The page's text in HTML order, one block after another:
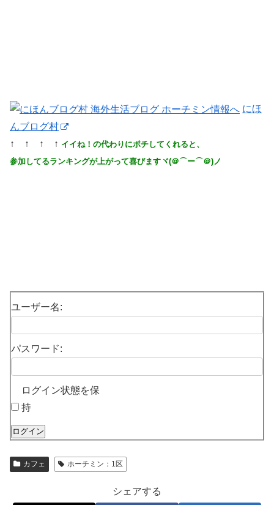
にほ
んブログ村
↑ ↑ ↑ ↑ イイね！の代わりにポチしてくれると、
参加してるランキングが上がって喜びますヾ(＠⌒ー⌒＠)ノ
ユーザー名:
パスワード:
ログイン状態を保
持
ログイン
カフェ ホーチミン：1区
シェアする